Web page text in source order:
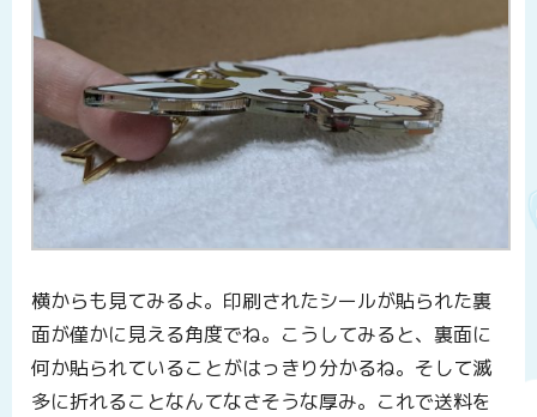
横からも見てみるよ。印刷されたシールが貼られた裏
面が僅かに見える角度でね。こうしてみると、裏面に
何か貼られていることがはっきり分かるね。そして滅
多に折れることなんてなさそうな厚み。これで送料を